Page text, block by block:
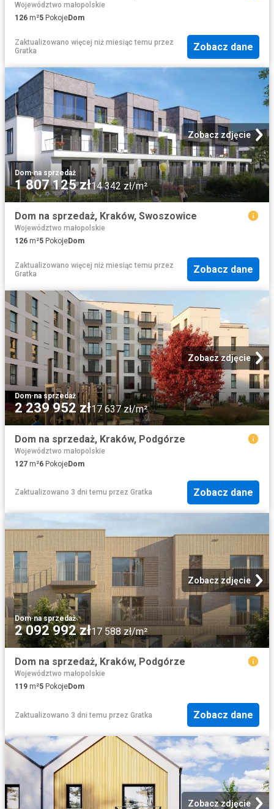
Województwo małopolskie
126 m²5 PokojeDom
Zaktualizowano więcej niż miesiąc temu przez
Gratka
Zobacz dane
Zobacz zdjęcie
Dom·na sprzedaż
1 807 125 zł14 342 zł/m²
Dom na sprzedaż, Kraków, Swoszowice
Województwo małopolskie
126 m²5 PokojeDom
Zaktualizowano więcej niż miesiąc temu przez
Gratka
Zobacz dane
Zobacz zdjęcie
Dom·na sprzedaż
2 239 952 zł17 637 zł/m²
Dom na sprzedaż, Kraków, Podgórze
Województwo małopolskie
127 m²6 PokojeDom
Zaktualizowano 3 dni temu przez Gratka Zobacz dane
Zobacz zdjęcie
Dom·na sprzedaż
2 092 992 zł17 588 zł/m²
Dom na sprzedaż, Kraków, Podgórze
Województwo małopolskie
119 m²5 PokojeDom
Zaktualizowano 3 dni temu przez Gratka Zobacz dane
Zobacz zdjęcie